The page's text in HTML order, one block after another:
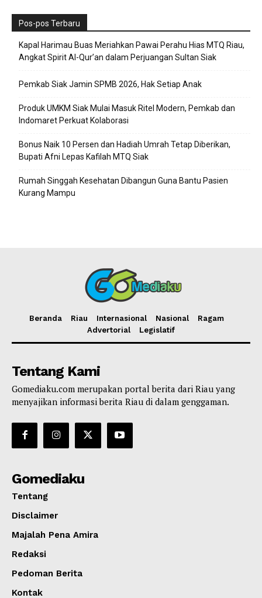
Pos-pos Terbaru
Kapal Harimau Buas Meriahkan Pawai Perahu Hias MTQ Riau,
Angkat Spirit Al-Qur’an dalam Perjuangan Sultan Siak
Pemkab Siak Jamin SPMB 2026, Hak Setiap Anak
Produk UMKM Siak Mulai Masuk Ritel Modern, Pemkab dan
Indomaret Perkuat Kolaborasi
Bonus Naik 10 Persen dan Hadiah Umrah Tetap Diberikan,
Bupati Afni Lepas Kafilah MTQ Siak
Rumah Singgah Kesehatan Dibangun Guna Bantu Pasien
Kurang Mampu
Beranda Riau Internasional Nasional
Ragam
Advertorial
Legislatif
Tentang Kami
Gomediaku.com merupakan portal berita dari Riau yang
menyajikan informasi berita Riau di dalam genggaman.
Gomediaku
Tentang
Disclaimer
Majalah Pena Amira
Redaksi
Pedoman Berita
Kontak